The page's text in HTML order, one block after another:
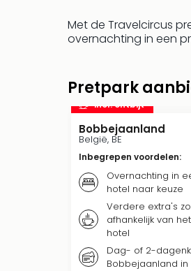
Met de Travelcircus
overnachting in een
Pretpark
incl. ontbijt
Bobbejaanland
België, BE
Inbegrepen voordelen:
Overnachting in
hotel naar keuze
Verdere extra's
afhankelijk van
hotel
Dag- of 2-
Bobbejaanland in